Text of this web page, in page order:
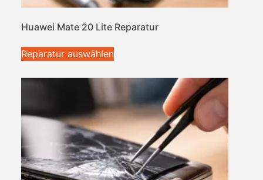
Huawei Mate 20 Lite Reparatur
Reparatur auswählen